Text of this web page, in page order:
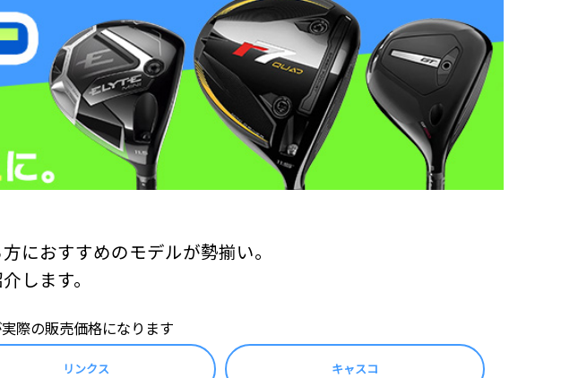
におすすめのモデルが勢揃い。
します。
際の販売価格になります
リンクス キャスコ